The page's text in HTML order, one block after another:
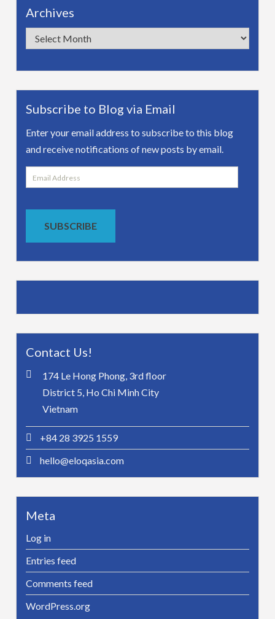
Archives
Archives
Subscribe to Blog via Email
Enter your email address to subscribe to this blog
and receive notifications of new posts by email.
Email
Address
SUBSCRIBE
Contact Us!
174 Le Hong Phong, 3rd floor
District 5, Ho Chi Minh City
Vietnam
+84 28 3925 1559
hello@eloqasia.com
Meta
Log in
Entries feed
Comments feed
WordPress.org